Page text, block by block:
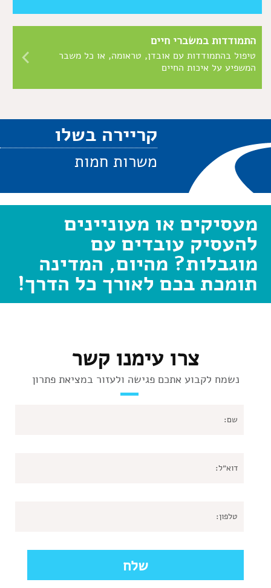
התמודדות במשברי חיים
טיפול בהתמודדות עם אובדן, טראומה, או כל משבר
המשפיע על איכות החיים
קריירה בשלו
משרות חמות
מעסיקים או מעוניינים
להעסיק עובדים עם
מוגבלות? מהיום, המדינה
תומכת בכם לאורך כל הדרך!
צרו עימנו קשר
נשמח לקבוע אתכם פגישה ולעזור במציאת פתרון